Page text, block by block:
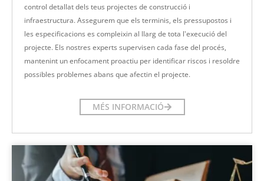
control detallat dels teus projectes de construcció i
infraestructura. Assegurem que els terminis, els pressupostos i
les especificacions es compleixin al llarg de tota l'execució del
projecte. Els nostres experts supervisen cada fase del procés,
mantenint un enfocament proactiu per identificar riscos i resoldre
possibles problemes abans que afectin el projecte.
MÉS INFORMACIÓ